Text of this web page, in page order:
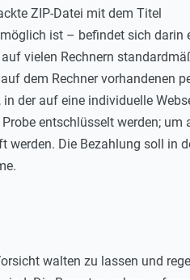
ZIP-Datei mit dem Titel
ist – befindet sich darin
vielen Rechnern
dem Rechner vorhandenen
der auf eine individuelle
entschlüsselt werden; um
werden. Die Bezahlung soll in
walten zu lassen und